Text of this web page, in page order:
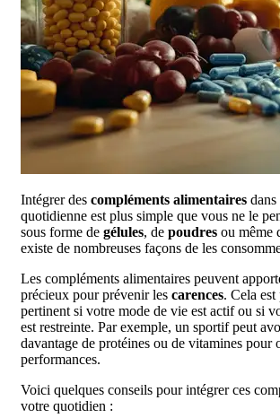
Intégrer des compléments alimentaires
quotidienne est plus simple que vous ne le
sous forme de gélules, de poudres ou même
existe de nombreuses façons de les
Les compléments alimentaires peuvent
précieux pour prévenir les carences. Cela
pertinent si votre mode de vie est actif ou si
est restreinte. Par exemple, un sportif peut
davantage de protéines ou de vitamines pour
performances.
Voici quelques conseils pour intégrer ces
votre quotidien :